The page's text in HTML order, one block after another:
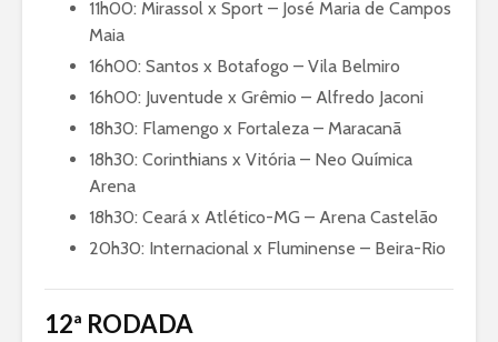
11h00: Mirassol x Sport – José Maria de Campos
Maia
16h00: Santos x Botafogo – Vila Belmiro
16h00: Juventude x Grêmio – Alfredo Jaconi
18h30: Flamengo x Fortaleza – Maracanã
18h30: Corinthians x Vitória – Neo Química
Arena
18h30: Ceará x Atlético-MG – Arena Castelão
20h30: Internacional x Fluminense – Beira-Rio
12ª RODADA